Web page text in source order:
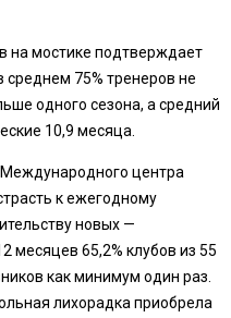
на мостике подтверждает
75% тренеров не
одного сезона, а средний
10,9 месяца.
центра
к ежегодному
новых —
месяцев 65,2% клубов из 55
как минимум один раз.
лихорадка приобрела